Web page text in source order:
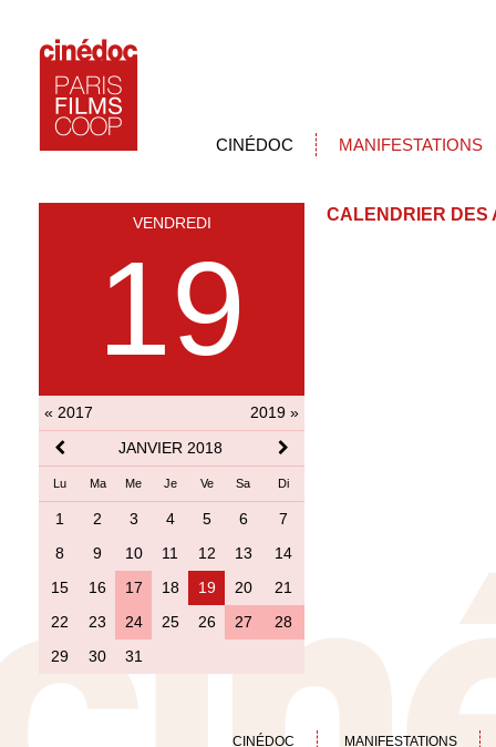
CINÉDOC MANIFESTATIONS
VENDREDI
19
« 2017
2019 »
JANVIER 2018
Lu Ma Me Je Ve Sa Di
1 2 3 4 5 6
7
8
9 10 11 12 13
14
15
16 17 18 19 20
21
22
23 24 25 26 27
28
29
30 31
CALENDRIER DES
CINÉDOC MANIFESTATIONS